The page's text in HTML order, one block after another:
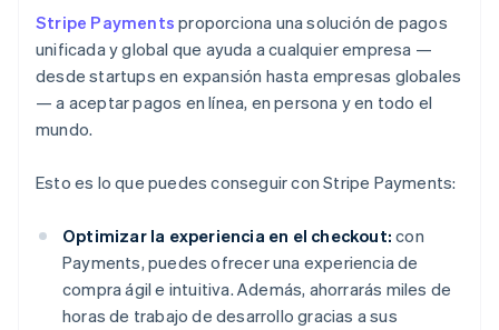
Stripe Payments proporciona una solución de pagos
unificada y global que ayuda a cualquier empresa —
desde startups en expansión hasta empresas globales
— a aceptar pagos en línea, en persona y en todo el
mundo.
Esto es lo que puedes conseguir con Stripe Payments:
Optimizar la experiencia en el checkout: con
Payments, puedes ofrecer una experiencia de
compra ágil e intuitiva. Además, ahorrarás miles de
horas de trabajo de desarrollo gracias a sus